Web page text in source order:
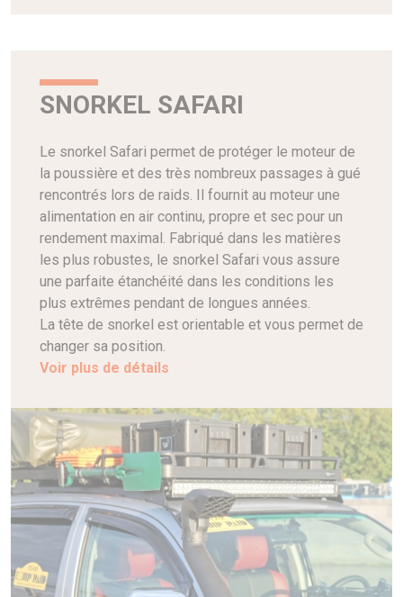
SNORKEL SAFARI
Le snorkel Safari permet de protéger le moteur de
la poussière et des très nombreux passages à gué
rencontrés lors de raids. Il fournit au moteur une
alimentation en air continu, propre et sec pour un
rendement maximal. Fabriqué dans les matières
les plus robustes, le snorkel Safari vous assure
une parfaite étanchéité dans les conditions les
plus extrêmes pendant de longues années.
La tête de snorkel est orientable et vous permet de
changer sa position.
Voir plus de détails